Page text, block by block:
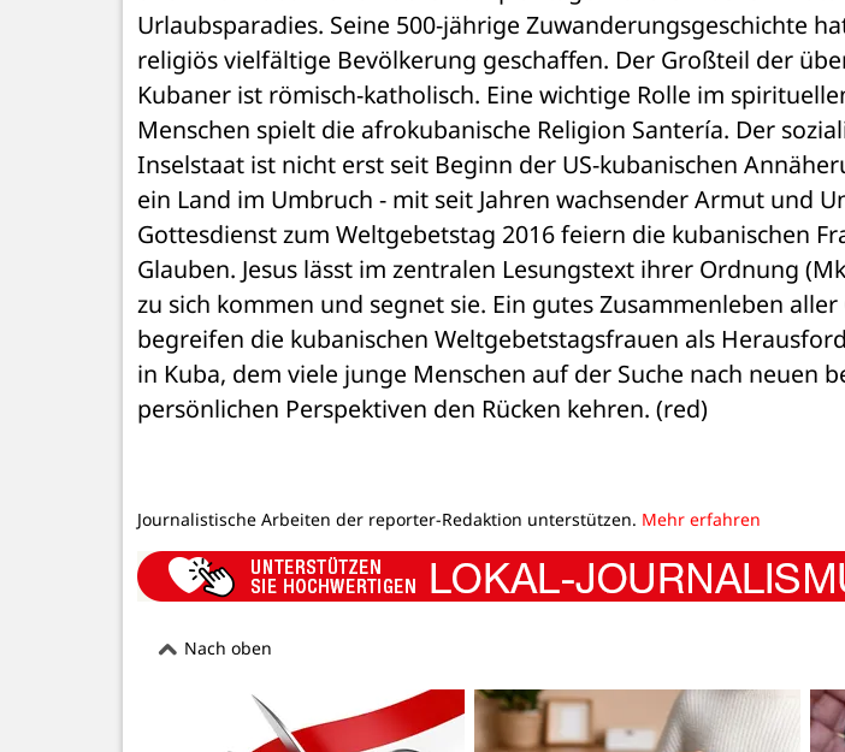
Urlaubsparadies. Seine 500-jährige Zuwanderungsgeschichte
religiös vielfältige Bevölkerung geschaffen. Der Großteil der
Kubaner ist römisch-katholisch. Eine wichtige Rolle im
Menschen spielt die afrokubanische Religion Santería. Der
Inselstaat ist nicht erst seit Beginn der US-kubanischen
ein Land im Umbruch - mit seit Jahren wachsender Armut und
Gottesdienst zum Weltgebetstag 2016 feiern die kubanischen
Glauben. Jesus lässt im zentralen Lesungstext ihrer Ordnung
zu sich kommen und segnet sie. Ein gutes Zusammenleben
begreifen die kubanischen Weltgebetstagsfrauen als
in Kuba, dem viele junge Menschen auf der Suche nach neuen
persönlichen Perspektiven den Rücken kehren. (red)
Journalistische Arbeiten der reporter-Redaktion unterstützen. Mehr erfahren
Nach oben